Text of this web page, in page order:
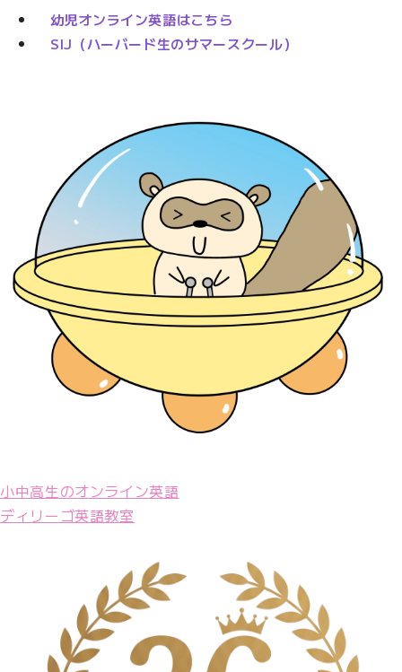
幼児オンライン英語はこちら
SIJ（ハーバード生のサマースクール）
小中高生のオンライン英語
ディリーゴ英語教室